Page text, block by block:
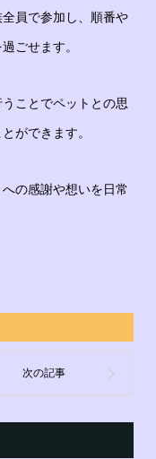
員で参加し、順番や
ごせます。
ことでペットとの思
ができます。
の感謝や想いを日常